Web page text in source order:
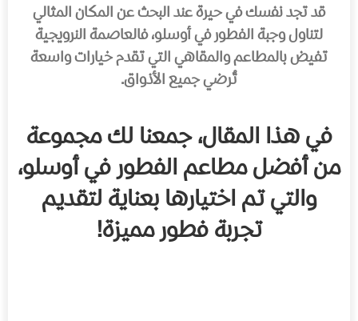
قد تجد نفسك في حيرة عند البحث عن المكان المثالي
لتناول وجبة الفطور في أوسلو، فالعاصمة النرويجية
تفيض بالمطاعم والمقاهي التي تقدم خيارات واسعة
تُرضي جميع الأذواق.
في هذا المقال، جمعنا لك مجموعة
من أفضل مطاعم الفطور في أوسلو،
والتي تم اختيارها بعناية لتقديم
تجربة فطور مميزة!